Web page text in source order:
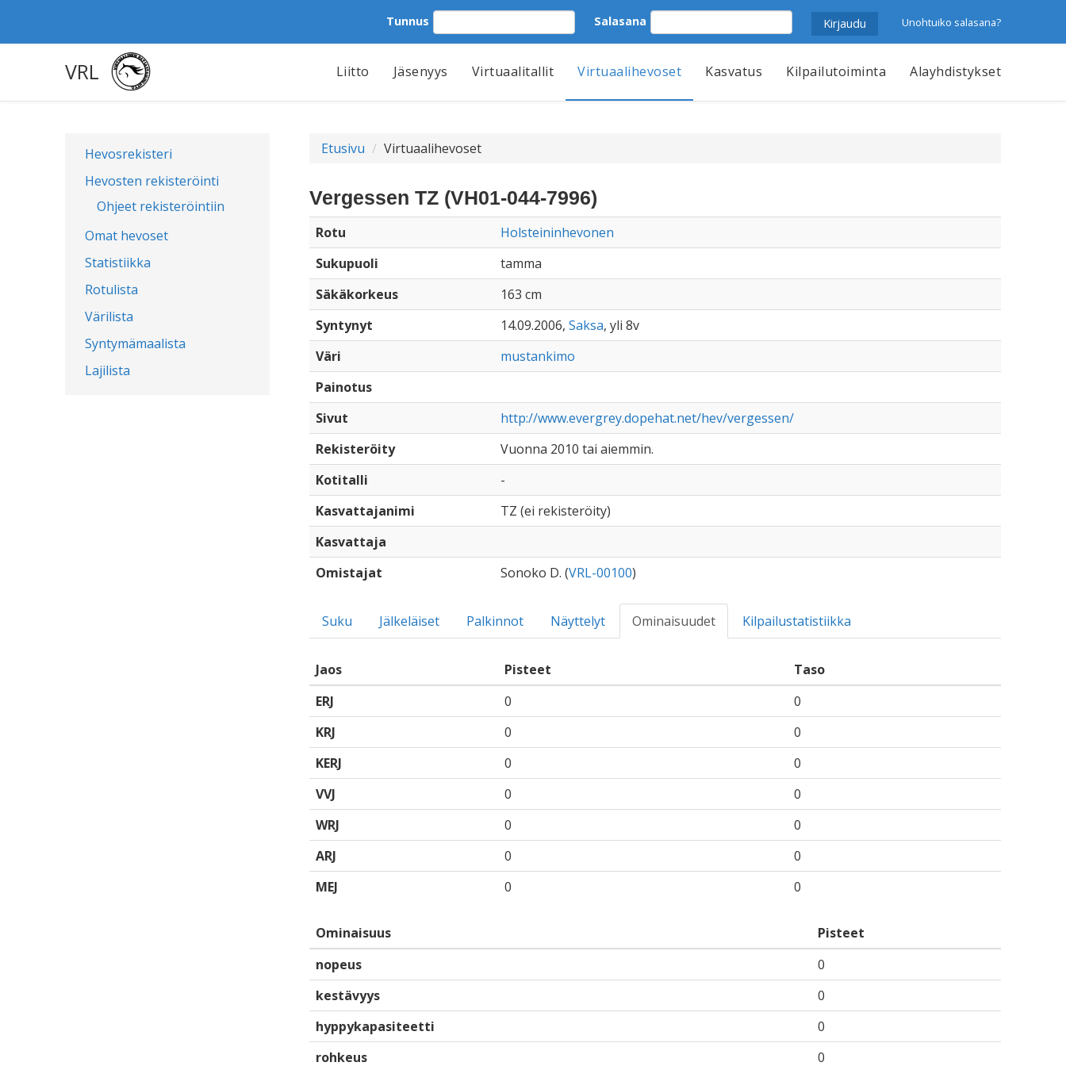
Tunnus Salasana Unohtuiko salasana?
VRL Liitto Jäsenyys Virtuaalitallit Virtuaalihevoset Kasvatus Kilpailutoiminta Alayhdistykset
Hevosrekisteri
Hevosten rekisteröinti
Ohjeet rekisteröintiin
Omat hevoset
Statistiikka
Rotulista
Värilista
Syntymämaalista
Lajilista
Etusivu Virtuaalihevoset
Vergessen TZ (VH01-044-7996)
Rotu
Holsteininhevonen
Sukupuoli
tamma
Säkäkorkeus
163 cm
Syntynyt
14.09.2006, Saksa, yli 8v
Väri
mustankimo
Painotus
Sivut
http://www.evergrey.dopehat.net/hev/vergessen/
Rekisteröity
Vuonna 2010 tai aiemmin.
Kotitalli
-
Kasvattajanimi
TZ (ei rekisteröity)
Kasvattaja
Omistajat
Sonoko D. (VRL-00100)
Suku Jälkeläiset Palkinnot Näyttelyt Ominaisuudet Kilpailustatistiikka
Jaos Pisteet
Taso
ERJ
0
0
KRJ
0
0
KERJ
0
0
VVJ
0
0
WRJ
0
0
ARJ
0
0
MEJ
0 0
Ominaisuus
Pisteet
nopeus
0
kestävyys
0
hyppykapasiteetti
0
rohkeus
0